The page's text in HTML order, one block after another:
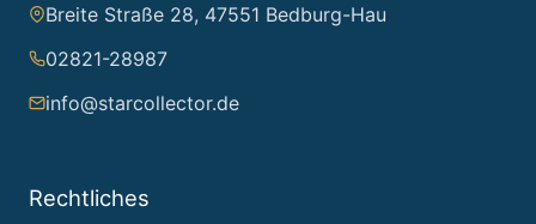
Breite Straße 28, 47551 Bedburg-Hau
02821-28987
info@starcollector.de
Rechtliches